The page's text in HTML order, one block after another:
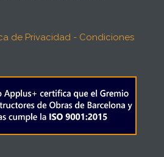
de Privacidad - Condiciones